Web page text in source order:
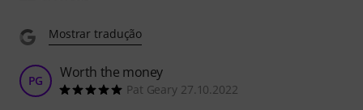
Mostrar tradução
PG Worth the money
Pat Geary 27.10.2022